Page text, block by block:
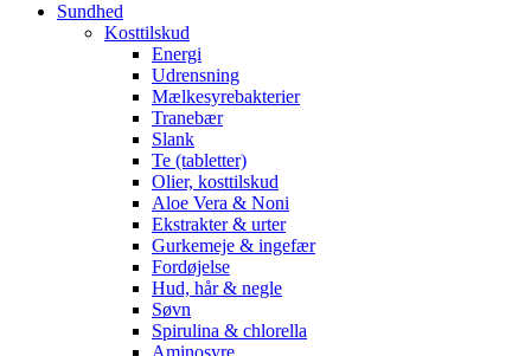
Sundhed
Kosttilskud
Energi
Udrensning
Mælkesyrebakterier
Tranebær
Slank
Te (tabletter)
Olier, kosttilskud
Aloe Vera & Noni
Ekstrakter & urter
Gurkemeje & ingefær
Fordøjelse
Hud, hår & negle
Søvn
Spirulina & chlorella